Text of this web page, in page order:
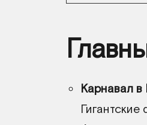
Карнавал